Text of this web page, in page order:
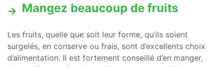
Mangez beaucoup de fruits
Les fruits, quelle que soit leur forme, qu’ils soient
surgelés, en conserve ou frais, sont d’excellents choix
d’alimentation. Il est fortement conseillé d’en manger,